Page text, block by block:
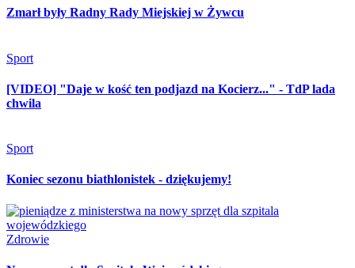
Zmarł były Radny Rady Miejskiej w Żywcu
Sport
[VIDEO] "Daje w kość ten podjazd na Kocierz..." - TdP lada
chwila
Sport
Koniec sezonu biathlonistek - dziękujemy!
Zdrowie